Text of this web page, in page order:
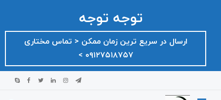
توجه توجه
ارسال در سریع ترین زمان ممکن ‌< تماس مختاری
۰۹۱۲۷۵۱۸۷۵۷ >